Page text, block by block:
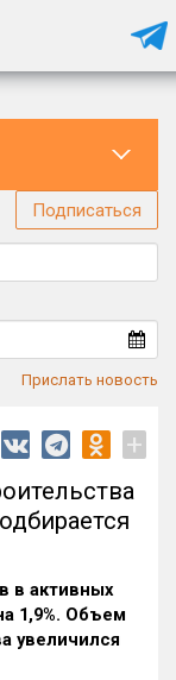
Подписаться
Прислать новость
+
в активных
1,9%. Объем
увеличился